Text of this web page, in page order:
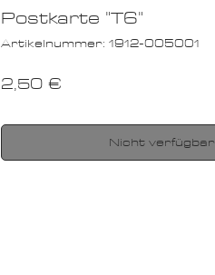
Postkarte "T6"
Artikelnummer: 1912-005001
2,50 €
Nicht verfügbar